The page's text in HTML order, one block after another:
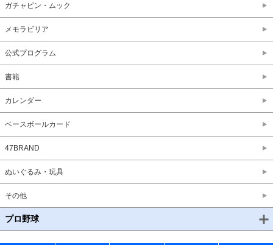
ガチャピン・ムック
メモラビリア
公式プログラム
書籍
カレンダー
ベースボールカード
47BRAND
ぬいぐるみ・玩具
その他
プロ野球